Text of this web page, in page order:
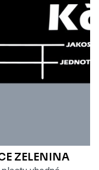
ZELENINA